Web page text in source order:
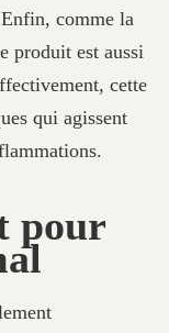
comme la
produit est aussi
cette
qui agissent
pour